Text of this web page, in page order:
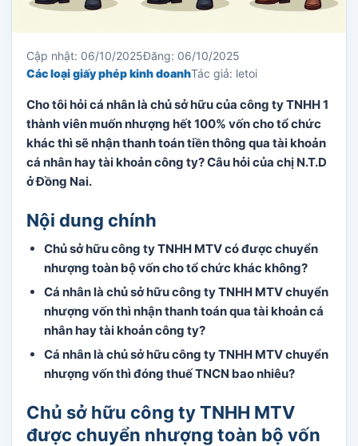
Cập nhật: 06/10/2025Đăng: 06/10/2025
Các loại giấy phép kinh doanhTác giả: letoi
Cho tôi hỏi cá nhân là chủ sở hữu của công ty TNHH 1
thành viên muốn nhượng hết 100% vốn cho tổ chức
khác thì sẽ nhận thanh toán tiền thông qua tài khoản
cá nhân hay tài khoản công ty? Câu hỏi của chị N.T.D
ở Đồng Nai.
Nội dung chính
Chủ sở hữu công ty TNHH MTV có được chuyển
nhượng toàn bộ vốn cho tổ chức khác không?
Cá nhân là chủ sở hữu công ty TNHH MTV chuyển
nhượng vốn thì nhận thanh toán qua tài khoản cá
nhân hay tài khoản công ty?
Cá nhân là chủ sở hữu công ty TNHH MTV chuyển
nhượng vốn thì đóng thuế TNCN bao nhiêu?
Chủ sở hữu công ty TNHH MTV
được chuyển nhượng toàn bộ vốn